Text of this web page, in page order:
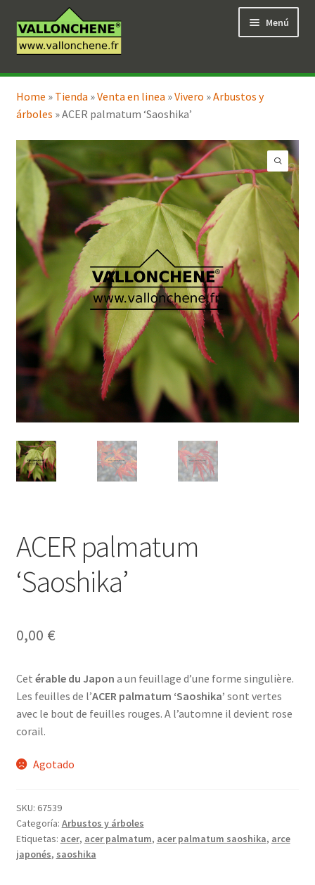
a
la
al
contenido
Menú
Tienda en línea
Home » Tienda »Venta en linea »Vivero »Arbustos y
árboles »ACER palmatum ‘Saoshika’
ACER palmatum
‘Saoshika’
0,00 €
Cet érable du Japon a un feuillage d’une forme singulière.
Les feuilles de l’ACER palmatum ‘Saoshika’ sont vertes
avec le bout de feuilles rouges. A l’automne il devient rose
corail.
Agotado
SKU: 67539
Categoría: Arbustos y árboles
Etiquetas: acer, acer palmatum, acer palmatum saoshika, arce
japonés, saoshika